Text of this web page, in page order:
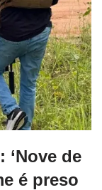
‘Nove de
é preso